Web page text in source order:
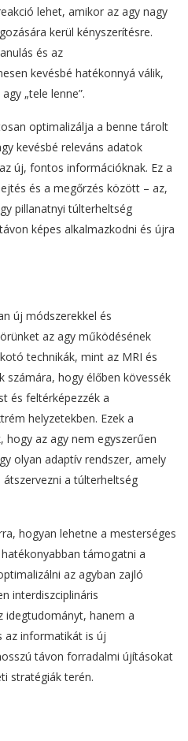
lehet, amikor az agy nagy
kerül kényszerítésre.
és az
kevésbé hatékonnyá válik,
„tele lenne”.
optimalizálja a benne tárolt
kevésbé releváns adatok
új, fontos információknak. Ez a
és a megőrzés között – az,
pillanatnyi túlterheltség
képes alkalmazkodni és újra
új módszerekkel és
az agy működésének
technikák, mint az MRI és
számára, hogy élőben kövessék
és feltérképezzék a
helyzetekben. Ezek a
hogy az agy nem egyszerűen
olyan adaptív rendszer, amely
a túlterheltség
hogyan lehetne a mesterséges
támogatni a
az agyban zajló
interdiszciplináris
idegtudományt, hanem a
az informatikát is új
távon forradalmi újításokat
stratégiák terén.